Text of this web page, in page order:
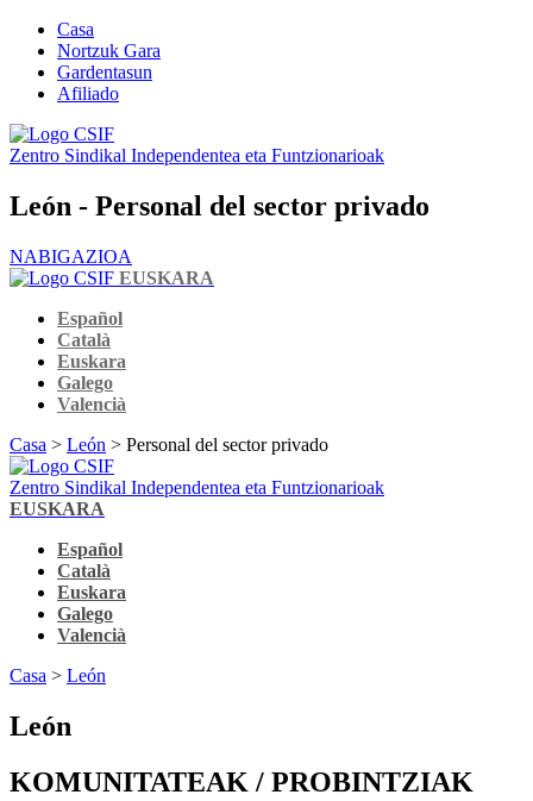
Casa
Nortzuk Gara
Gardentasun
Afiliado
Zentro Sindikal Independentea eta Funtzionarioak
León - Personal del sector privado
NABIGAZIOA
EUSKARA
Español
Català
Euskara
Galego
Valencià
Casa > León > Personal del sector privado
Zentro Sindikal Independentea eta Funtzionarioak
EUSKARA
Español
Català
Euskara
Galego
Valencià
Casa > León
León
KOMUNITATEAK / PROBINTZIAK